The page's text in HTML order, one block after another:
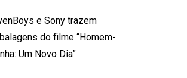
e Sony trazem
do filme “Homem-
Um Novo Dia”